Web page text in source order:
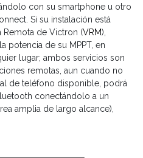
con su smartphone u otro
Si su instalación está
Remota de Victron (VRM),
potencia de su MPPT, en
lugar; ambos servicios son
remotas, aun cuando no
de teléfono disponible, podrá
conectándolo a un
amplia de largo alcance),